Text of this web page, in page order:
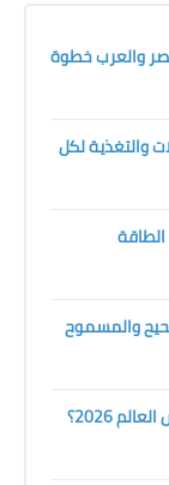
والعرب خطوة
والتغذية لكل
تدعم الطاقة
المقاس الصحيح والمسموح
لماذا تنهار منتخبات وتتفوق أخرى في كأس العالم 2026؟